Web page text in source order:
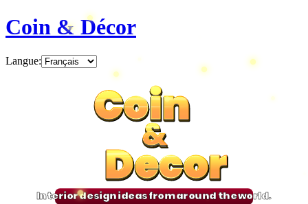
Coin & Décor
Langue:
Coin
&
Decor
Coin
&
Decor
Coin
&
Decor
Coin
&
Decor
Interior design ideas from around the world.